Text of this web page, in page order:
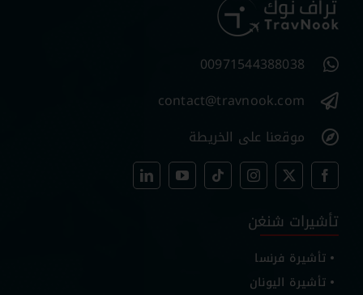
00971544388038
contact@travnook.com
موقعنا على الخريطة
تأشيرات شنغن
تأشيرة فرنسا
تأشيرة اليونان